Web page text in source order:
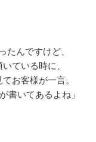
んですけど、
ている時に、
お客様が一言。
書いてあるよね」